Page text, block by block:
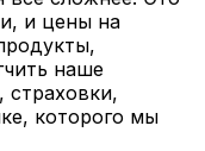
и цены на
наше
страховки,
которого мы